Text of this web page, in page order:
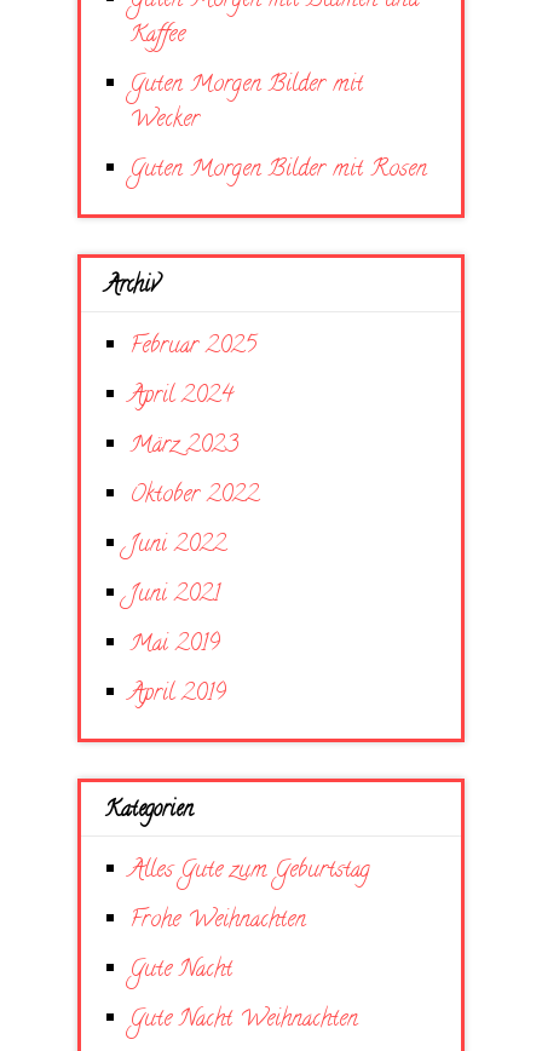
Kaffee
Guten Morgen Bilder mit
Wecker
Guten Morgen Bilder mit Rosen
Archiv
Februar 2025
April 2024
März 2023
Oktober 2022
Juni 2022
Juni 2021
Mai 2019
April 2019
Kategorien
Alles Gute zum Geburtstag
Frohe Weihnachten
Gute Nacht
Gute Nacht Weihnachten